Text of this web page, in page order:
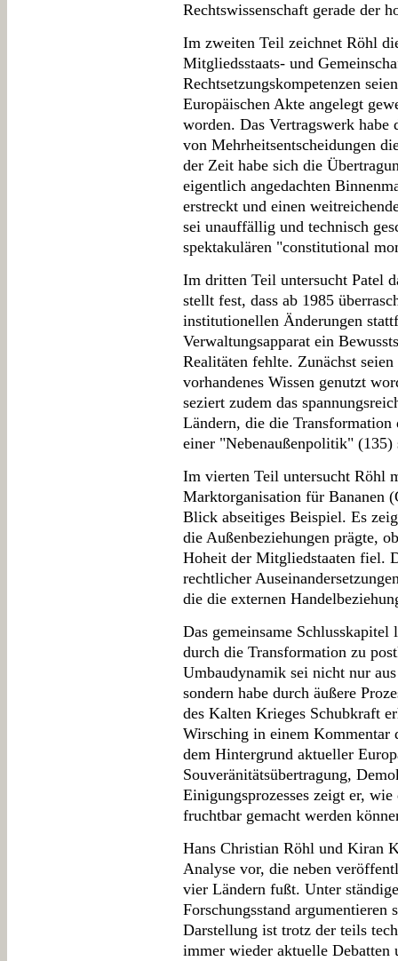
Rechtswissenschaft gerade der
Im zweiten Teil zeichnet Röhl
Mitgliedsstaats- und
Rechtsetzungskompetenzen
Europäischen Akte angelegt
worden. Das Vertragswerk habe
von Mehrheitsentscheidungen
der Zeit habe sich die
eigentlich angedachten
erstreckt und einen
sei unauffällig und technisch
spektakulären "constitutional
Im dritten Teil untersucht Patel
stellt fest, dass ab 1985
institutionellen Änderungen
Verwaltungsapparat ein
Realitäten fehlte. Zunächst
vorhandenes Wissen genutzt
seziert zudem das
Ländern, die die
einer "Nebenaußenpolitik" (135)
Im vierten Teil untersucht Röhl
Marktorganisation für Bananen
Blick abseitiges Beispiel. Es
die Außenbeziehungen prägte,
Hoheit der Mitgliedstaaten fiel.
rechtlicher
die die externen
Das gemeinsame
durch die Transformation zu
Umbaudynamik sei nicht nur
sondern habe durch äußere
des Kalten Krieges Schubkraft
Wirsching in einem
dem Hintergrund aktueller
Souveränitätsübertragung,
Einigungsprozesses zeigt er,
fruchtbar gemacht werden
Hans Christian Röhl und Kiran
Analyse vor, die neben
vier Ländern fußt. Unter
Forschungsstand
Darstellung ist trotz der teils
immer wieder aktuelle